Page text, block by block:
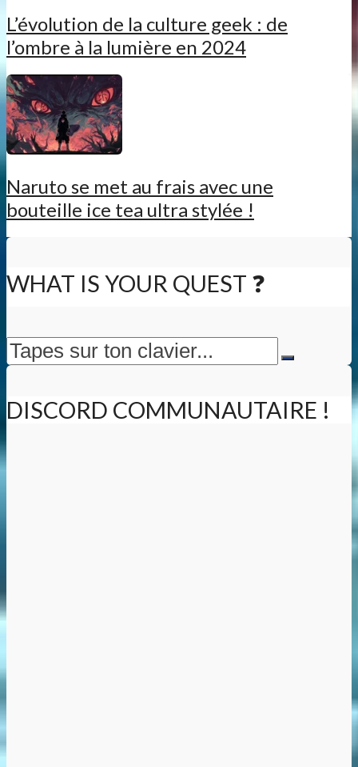
L’évolution de la culture geek : de
l’ombre à la lumière en 2024
Naruto se met au frais avec une
bouteille ice tea ultra stylée !
WHAT IS YOUR QUEST ❓
DISCORD COMMUNAUTAIRE !